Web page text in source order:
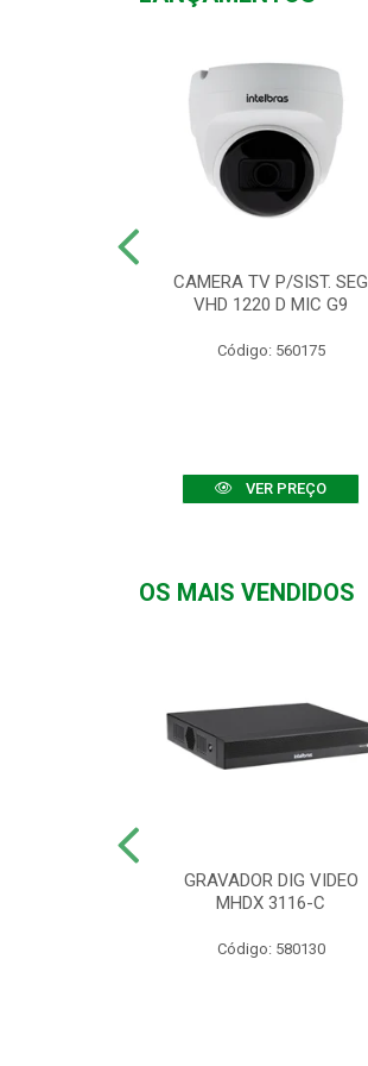
CAMERA TV P/SIST. SEG
VHD 1220 D MIC G9
Código: 560175
VER PREÇO
OS MAIS VENDIDOS
GRAVADOR DIG VIDEO
MHDX 3116-C
Código: 580130